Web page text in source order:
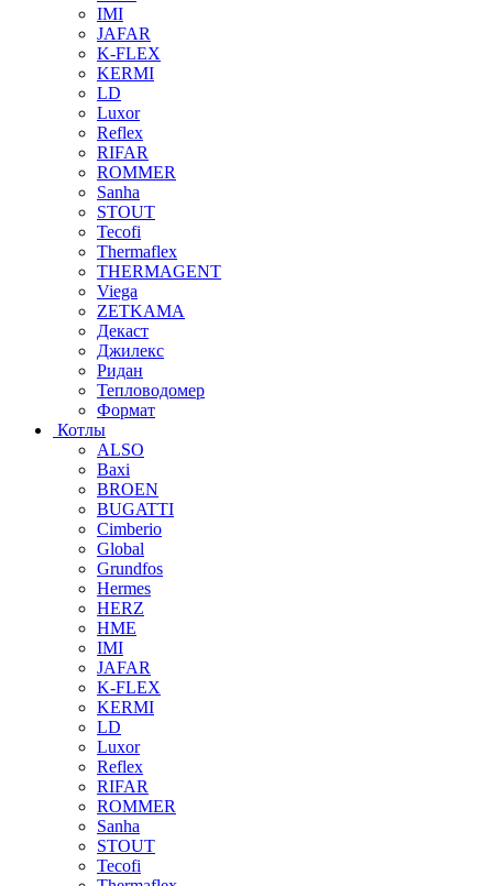
IMI
JAFAR
K-FLEX
KERMI
LD
Luxor
Reflex
RIFAR
ROMMER
Sanha
STOUT
Tecofi
Thermaflex
THERMAGENT
Viega
ZETKAMA
Декаст
Джилекс
Ридан
Тепловодомер
Формат
Котлы
ALSO
Baxi
BROEN
BUGATTI
Cimberio
Global
Grundfos
Hermes
HERZ
HME
IMI
JAFAR
K-FLEX
KERMI
LD
Luxor
Reflex
RIFAR
ROMMER
Sanha
STOUT
Tecofi